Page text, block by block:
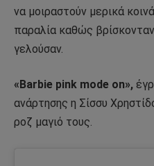
να μοιραστούν μερικά
παραλία καθώς
γελούσαν.
«Barbie pink mode on»,
ανάρτησης η Σίσσυ
ροζ μαγιό τους.